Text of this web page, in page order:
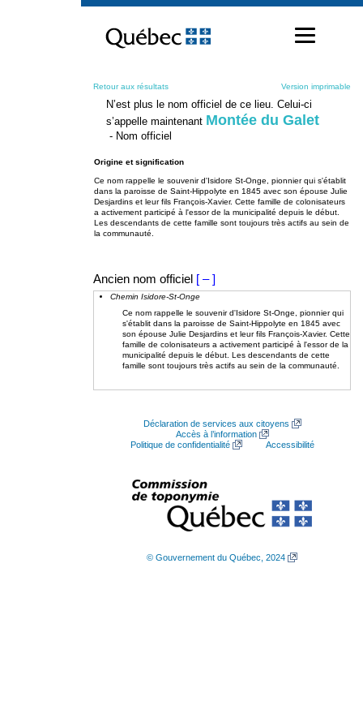
contenu
Retour aux résultats Version imprimable
N’est plus le nom officiel de ce lieu. Celui-ci
s’appelle maintenant Montée du Galet
- Nom officiel
Origine et signification
Ce nom rappelle le souvenir d'Isidore St-Onge, pionnier qui s'établit
dans la paroisse de Saint-Hippolyte en 1845 avec son épouse Julie
Desjardins et leur fils François-Xavier. Cette famille de colonisateurs
a activement participé à l'essor de la municipalité depuis le début.
Les descendants de cette famille sont toujours très actifs au sein de
la communauté.
Ancien nom officiel [ – ]
Chemin Isidore-St-Onge
Ce nom rappelle le souvenir d'Isidore St-Onge, pionnier qui
s'établit dans la paroisse de Saint-Hippolyte en 1845 avec
son épouse Julie Desjardins et leur fils François-Xavier. Cette
famille de colonisateurs a activement participé à l'essor de la
municipalité depuis le début. Les descendants de cette
famille sont toujours très actifs au sein de la communauté.
Déclaration de services aux citoyens
Accès à l’information
Politique de confidentialité
Accessibilité
© Gouvernement du Québec, 2024